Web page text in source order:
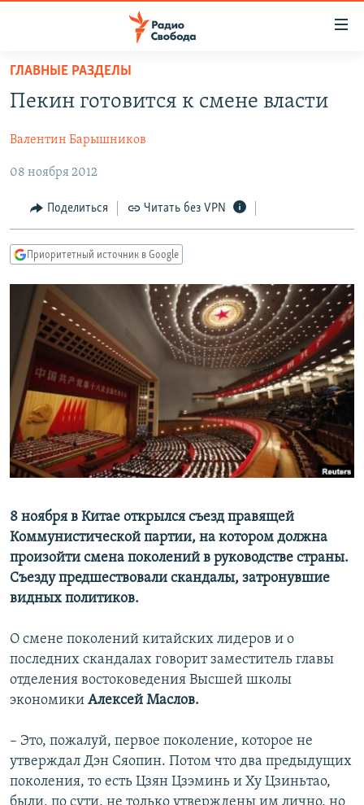
упрощенного
доступа
содержанию
Вернутся
главной
навигации
Вернутся
поиску
АВТОРСКИЕ ПРОЕКТЫ
ЦИТАТЫ СВОБОДЫ
МНЕНИЯ
КУЛЬТУРА
IDEL.РЕАЛИИ
КАВКАЗ.РЕАЛИИ
СЕВЕР.РЕАЛИИ
СИБИРЬ.РЕАЛИИ
РАСПИСАНИЕ ВЕЩАНИЯ
ПОДПИШИТЕСЬ НА РАССЫЛКУ
СОЦИАЛЬНЫЕ СЕТИ
Все сайты РСЕ/РС
ГЛАВНЫЕ РАЗДЕЛЫ
Пекин готовится к смене власти
Валентин Барышников
08 ноября 2012
Поделиться Читать без VPN
Приоритетный источник в Google
8 ноября в Китае открылся съезд правящей
Коммунистической партии, на котором должна
произойти смена поколений в руководстве страны.
Съезду предшествовали скандалы, затронувшие
видных политиков.
О смене поколений китайских лидеров и о
последних скандалах говорит заместитель главы
отделения востоковедения Высшей школы
экономики Алексей Маслов.
– Это, пожалуй, первое поколение, которое не
утверждал Дэн Сяопин. Потом что два предыдущих
поколения, то есть Цзян Цзэминь и Ху Цзиньтао,